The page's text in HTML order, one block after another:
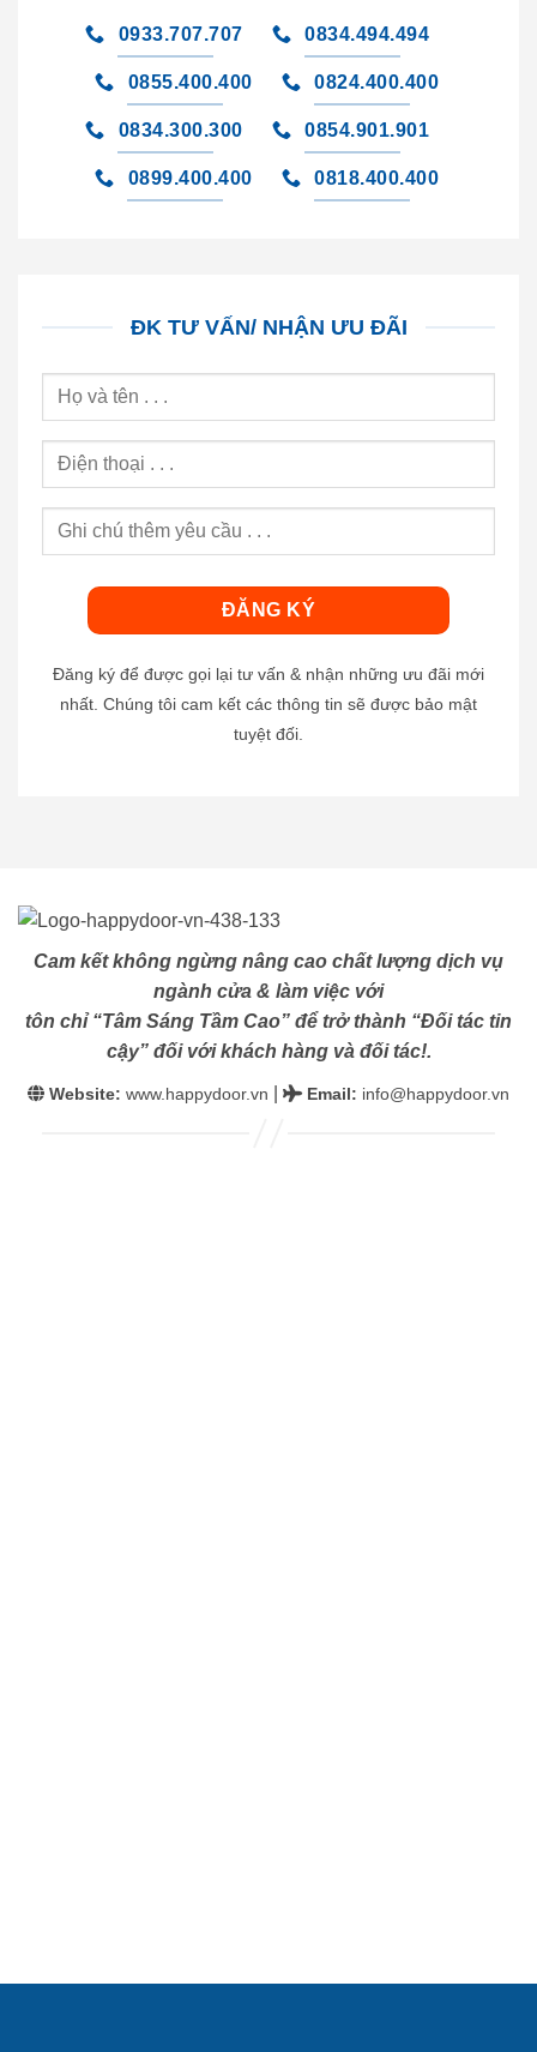
0933.707.707 0834.494.494
0855.400.400 0824.400.400
0834.300.300 0854.901.901
0899.400.400 0818.400.400
ĐK TƯ VẤN/ NHẬN ƯU ĐÃI
Đăng ký để được gọi lại tư vấn & nhận những ưu đãi mới
nhất. Chúng tôi cam kết các thông tin sẽ được bảo mật
tuyệt đối.
Cam kết không ngừng nâng cao chất lượng dịch vụ
ngành cửa & làm việc với
tôn chỉ “Tâm Sáng Tầm Cao” để trở thành “Đối tác tin
cậy” đối với khách hàng và đối tác!.
Website: www.happydoor.vn Email: info@happydoor.vn